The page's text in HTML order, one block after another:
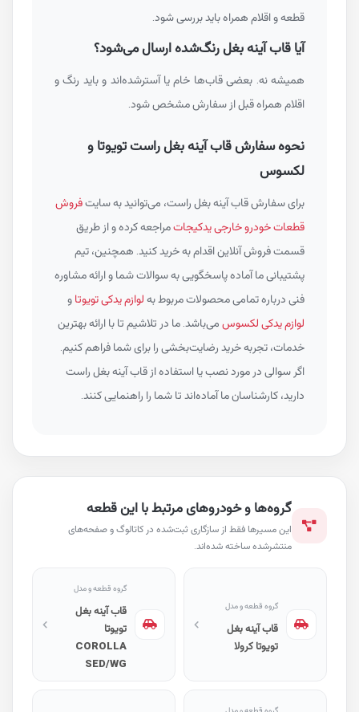
قطعه و اقلام همراه باید بررسی شود.
آیا قاب آینه بغل رنگ‌شده ارسال می‌شود؟
همیشه نه. بعضی قاب‌ها خام یا آسترشده‌اند و باید رنگ و
اقلام همراه قبل از سفارش مشخص شود.
نحوه سفارش قاب آینه بغل راست تویوتا و
لکسوس
برای سفارش قاب آینه بغل راست، می‌توانید به سایتفروش
قطعات خودرو خارجی یدکیجاتمراجعه کرده و از طریق
قسمت فروش آنلاین اقدام به خرید کنید. همچنین، تیم
پشتیبانی ما آماده پاسخگویی به سوالات شما و ارائه مشاوره
فنی درباره تمامی محصولات مربوط بهلوازم یدکی تویوتاو
لوازم یدکی لکسوسمی‌باشد. ما در تلاشیم تا با ارائه بهترین
خدمات، تجربه خرید رضایت‌بخشی را برای شما فراهم کنیم.
اگر سوالی در مورد نصب یا استفاده از قاب آینه بغل راست
دارید، کارشناسان ما آماده‌اند تا شما را راهنمایی کنند.
گروه‌ها و خودروهای مرتبط با این قطعه
این مسیرها فقط از سازگاری ثبت‌شده در کاتالوگ و صفحه‌های
منتشرشده ساخته شده‌اند.
گروه قطعه و مدل
قاب آینه بغل
تویوتا کرولا
گروه قطعه و مدل
قاب آینه بغل
تویوتا
COROLLA
SED/WG
گروه قطعه و مدل